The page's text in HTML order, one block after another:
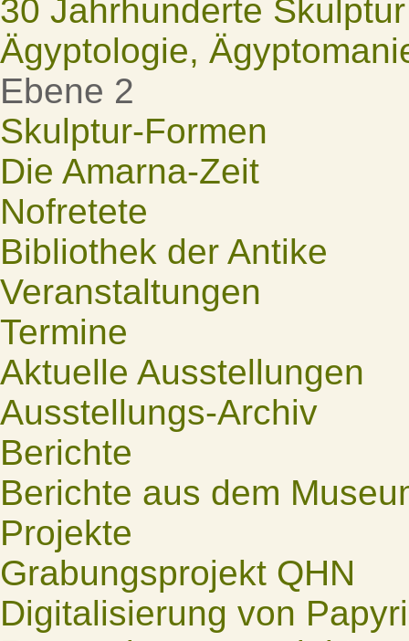
30 Jahrhunderte Skulptur
Ägyptologie,
Ebene 2
Skulptur-Formen
Die Amarna-Zeit
Nofretete
Bibliothek der Antike
Veranstaltungen
Termine
Aktuelle Ausstellungen
Ausstellungs-Archiv
Berichte
Berichte aus dem
Projekte
Grabungsprojekt QHN
Digitalisierung von